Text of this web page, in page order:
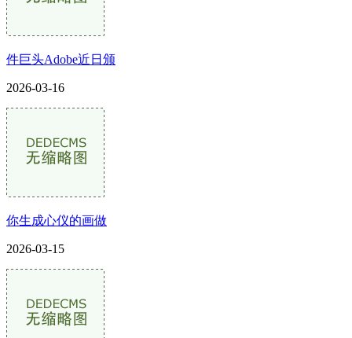
件巨头Adobe近日颁
2026-03-16
你生成心仪的画做
2026-03-15